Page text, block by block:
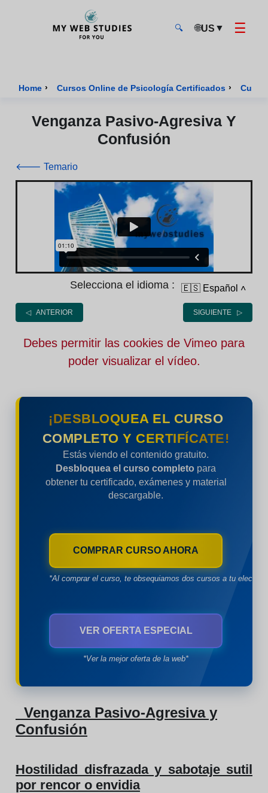
🔍 🌐US ▼ ☰
Home › Cursos Online de Psicología Certificados › Curso
Venganza Pasivo-Agresiva Y
Confusión
🡐 Temario
Selecciona el idioma : 🇪🇸 Español ˄
◁ ANTERIOR SIGUIENTE ▷
Debes permitir las cookies de Vimeo para
poder visualizar el vídeo.
¡DESBLOQUEA EL CURSO
COMPLETO Y CERTIFÍCATE!
Estás viendo el contenido gratuito.
Desbloquea el curso completo para
obtener tu certificado, exámenes y material
descargable.
COMPRAR CURSO AHORA
*Al comprar el curso, te obsequiamos dos cursos a tu
VER OFERTA ESPECIAL
*Ver la mejor oferta de la web*
Venganza Pasivo-Agresiva y
Confusión
Hostilidad disfrazada y sabotaje sutil
por rencor o envidia